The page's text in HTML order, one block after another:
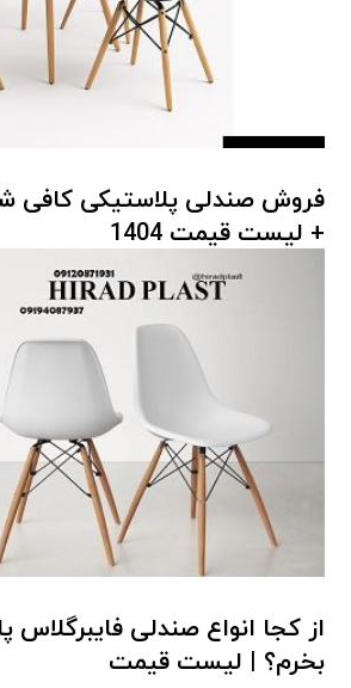
فروش صندلی پلاستیکی کافی
+ لیست قیمت 1404
صندلی پلاستیکی پایه چوبی
از کجا انواع صندلی فایبرگلاس
بخرم؟ | لیست قیمت